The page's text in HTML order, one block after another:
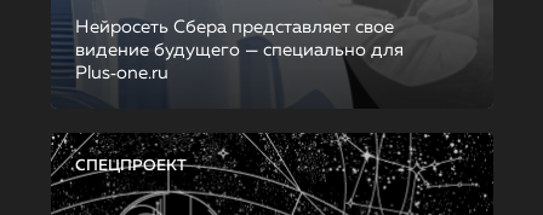
Нейросеть Сбера представляет свое
видение будущего — специально для
Plus‑one.ru
СПЕЦПРОЕКТ